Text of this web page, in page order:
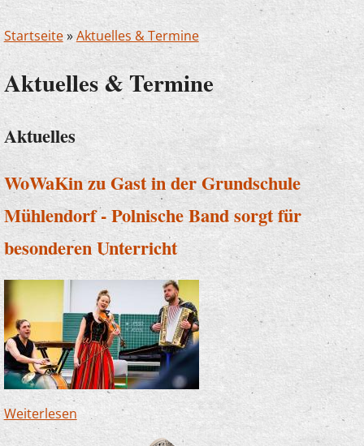
Startseite»Aktuelles & Termine
Aktuelles & Termine
Aktuelles
WoWaKin zu Gast in der Grundschule
Mühlendorf - Polnische Band sorgt für
besonderen Unterricht
Weiterlesen über WoWaKin zu Gast in der Grundschule
Mühlendorf - Polnische Band sorgt für